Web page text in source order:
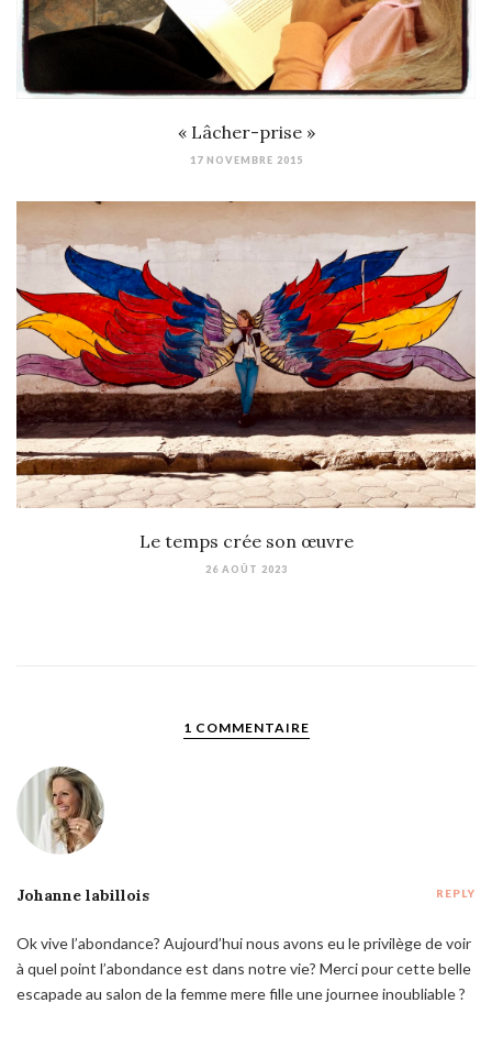
« Lâcher-prise »
17 NOVEMBRE 2015
Le temps crée son œuvre
26 AOÛT 2023
1 COMMENTAIRE
Johanne labillois REPLY
Ok vive l’abondance? Aujourd’hui nous avons eu le privilège de voir
à quel point l’abondance est dans notre vie? Merci pour cette belle
escapade au salon de la femme mere fille une journee inoubliable ?